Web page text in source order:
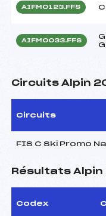
AIFM0123.FFS
AIFM0033.FFS
Circuits Alpin
Circuits
FIS C Ski Promo
Résultats Alpin
Codex